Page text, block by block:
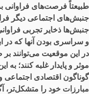
طبیعتاً فرصت‌های فراوانی
جنبش‌های اجتماعی دیگر
جنبش‌ها ذخایر تجربی
و سراسری بودن آنها که در
در این موقعیت می‌توانند
موثر و پایدار غلبه کنند؛
گوناگون اقتصادی
مبارزات خود را متشکل‌تر،